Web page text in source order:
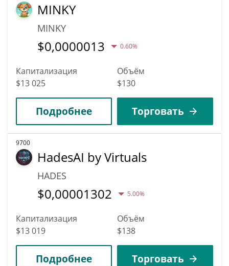
MINKY
MINKY
$0,0000013 0.60%
Капитализация
$13 025
Объём
$130
Подробнее Торговать
9700
HadesAI by Virtuals
HADES
$0,00001302 5.00%
Капитализация
$13 019
Объём
$138
Подробнее Торговать